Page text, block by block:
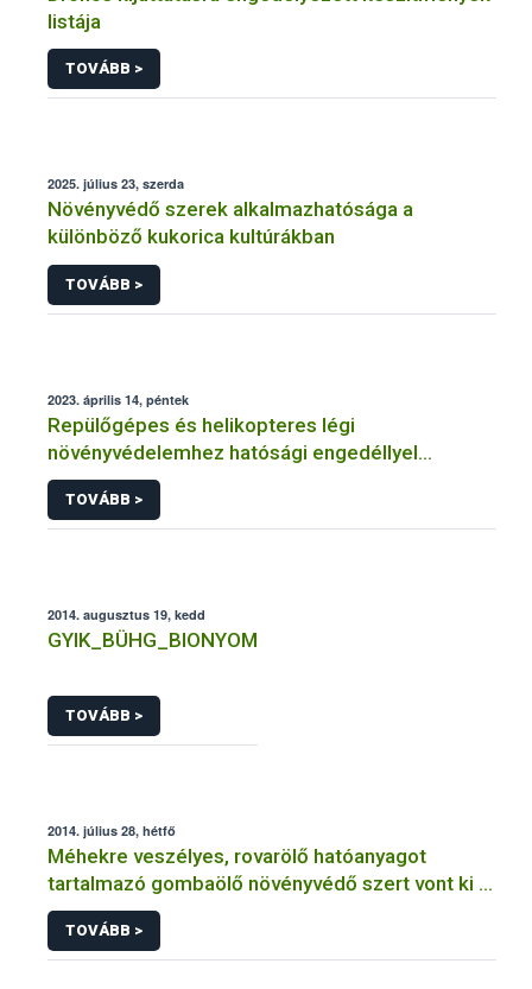
listája
TOVÁBB >
2025. július 23, szerda
Növényvédő szerek alkalmazhatósága a
különböző kukorica kultúrákban
TOVÁBB >
2023. április 14, péntek
Repülőgépes és helikopteres légi
növényvédelemhez hatósági engedéllyel
rendelkező szervezetek
TOVÁBB >
2014. augusztus 19, kedd
GYIK_BÜHG_BIONYOM
TOVÁBB >
2014. július 28, hétfő
Méhekre veszélyes, rovarölő hatóanyagot
tartalmazó gombaölő növényvédő szert vont ki a
forgalomból a NÉBIH
TOVÁBB >